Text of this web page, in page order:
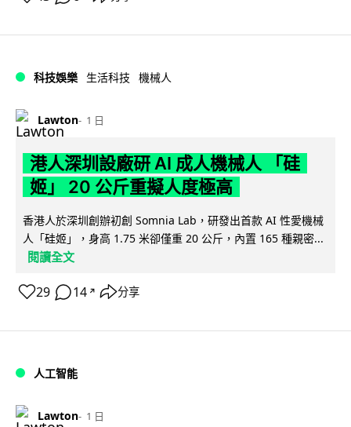
科技娛樂 生活科技 機械人
Lawton 1 日
港人深圳設廠研 AI 成人機械人 「硅
姬」 20 公斤重擬人度極高
香港人於深圳創辦初創 Somnia Lab，研發出首款 AI 性愛機械
人「硅姬」，身高 1.75 米卻僅重 20 公斤，內置 165 種親密...
閱讀全文
29 14 ↗ 分享
人工智能
Lawton 1 日